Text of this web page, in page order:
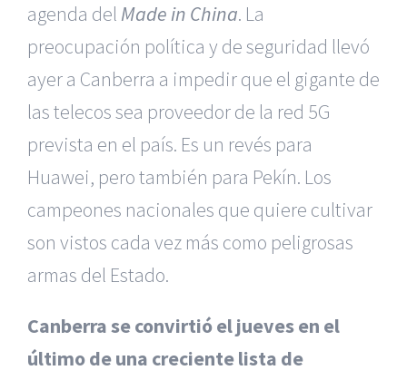
agenda del Made in China. La
preocupación política y de seguridad llevó
ayer a Canberra a impedir que el gigante de
las telecos sea proveedor de la red 5G
prevista en el país. Es un revés para
Huawei, pero también para Pekín. Los
campeones nacionales que quiere cultivar
son vistos cada vez más como peligrosas
armas del Estado.
Canberra se convirtió el jueves en el
último de una creciente lista de